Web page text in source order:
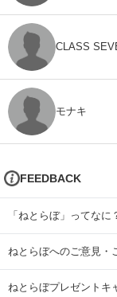
CLASS
モナキ
FEEDBACK
「ねとらぼ」ってなに
ねとらぼへのご意見・
ねとらぼプレゼントキ